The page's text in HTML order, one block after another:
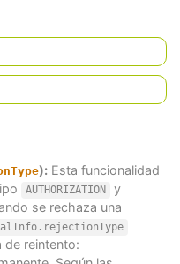
): Esta funcionalidad
AUTHORIZATION y
se rechaza una
de reintento: